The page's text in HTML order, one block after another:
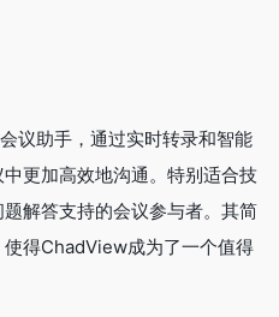
议助手，通过实时转录和智能
更加高效地沟通。特别适合技
解答支持的会议参与者。其简
得ChadView成为了一个值得